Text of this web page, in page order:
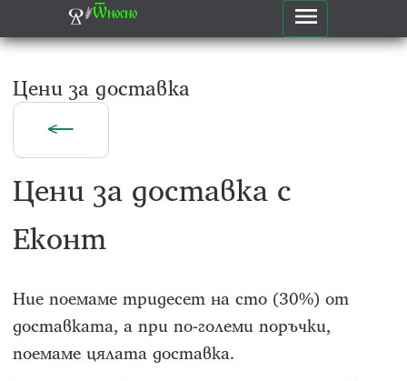
⸙Ѿносно
Цени за доставка
←
Цени за доставка с
Еконт
Ние поемаме тридесет на сто (30%) от
доставката, а при по-големи поръчки,
поемаме цялата доставка.